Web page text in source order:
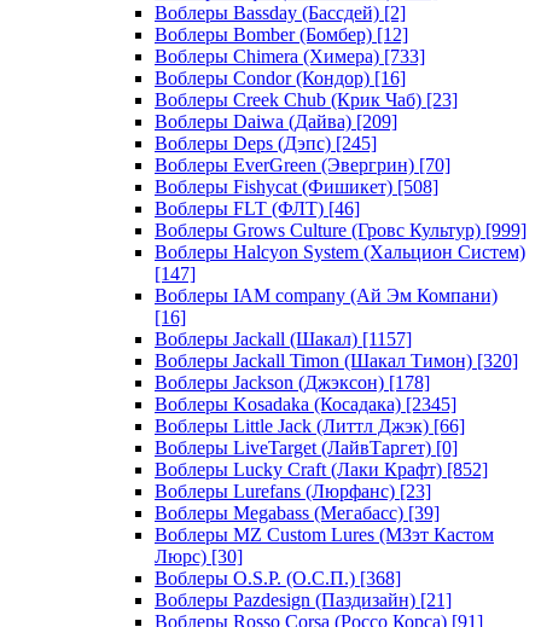
Воблеры Bassday (Бассдей) [2]
Воблеры Bomber (Бомбер) [12]
Воблеры Chimera (Химера) [733]
Воблеры Condor (Кондор) [16]
Воблеры Creek Chub (Крик Чаб) [23]
Воблеры Daiwa (Дайва) [209]
Воблеры Deps (Дэпс) [245]
Воблеры EverGreen (Эвергрин) [70]
Воблеры Fishycat (Фишикет) [508]
Воблеры FLT (ФЛТ) [46]
Воблеры Grows Culture (Гровс Культур) [999]
Воблеры Halcyon System (Хальцион Систем)
[147]
Воблеры IAM company (Ай Эм Компани)
[16]
Воблеры Jackall (Шакал) [1157]
Воблеры Jackall Timon (Шакал Тимон) [320]
Воблеры Jackson (Джэксон) [178]
Воблеры Kosadaka (Косадака) [2345]
Воблеры Little Jack (Литтл Джэк) [66]
Воблеры LiveTarget (ЛайвТаргет) [0]
Воблеры Lucky Craft (Лаки Крафт) [852]
Воблеры Lurefans (Люрфанс) [23]
Воблеры Megabass (Мегабасс) [39]
Воблеры MZ Custom Lures (МЗэт Кастом
Люрс) [30]
Воблеры O.S.P. (О.С.П.) [368]
Воблеры Pazdesign (Паздизайн) [21]
Воблеры Rosso Corsa (Россо Корса) [91]